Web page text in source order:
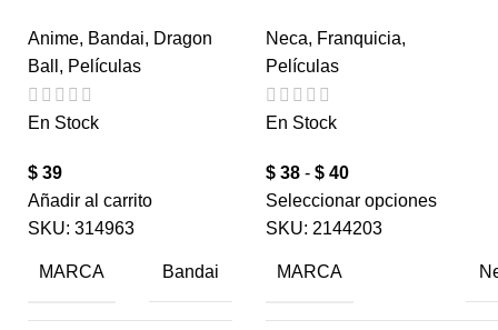
Anime, Bandai, Dragon
Ball , Películas
En Stock
$ 39
Añadir al carrito
SKU: 314963
MARCA Bandai
Neca, Franquicia,
Películas
En Stock
$ 38 - $ 40
Seleccionar opciones
SKU: 2144203
MARCA